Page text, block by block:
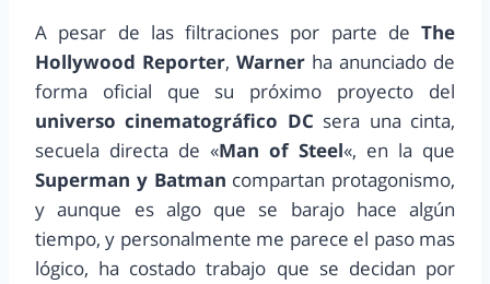
A pesar de las filtraciones por parte de The
Hollywood Reporter, Warner ha anunciado de
forma oficial que su próximo proyecto del
universo cinematográfico DC sera una cinta,
secuela directa de «Man of Steel«, en la que
Superman y Batman compartan protagonismo,
y aunque es algo que se barajo hace algún
tiempo, y personalmente me parece el paso mas
lógico, ha costado trabajo que se decidan por